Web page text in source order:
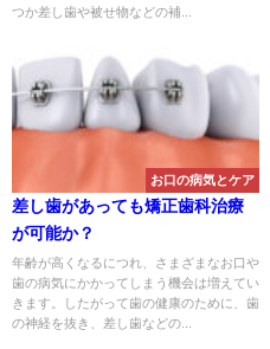
つか差し歯や被せ物などの補...
お口の病気とケア
差し歯があっても矯正歯科治療
が可能か？
年齢が高くなるにつれ、さまざまなお口や
歯の病気にかかってしまう機会は増えてい
きます。したがって歯の健康のために、歯
の神経を抜き、差し歯などの...